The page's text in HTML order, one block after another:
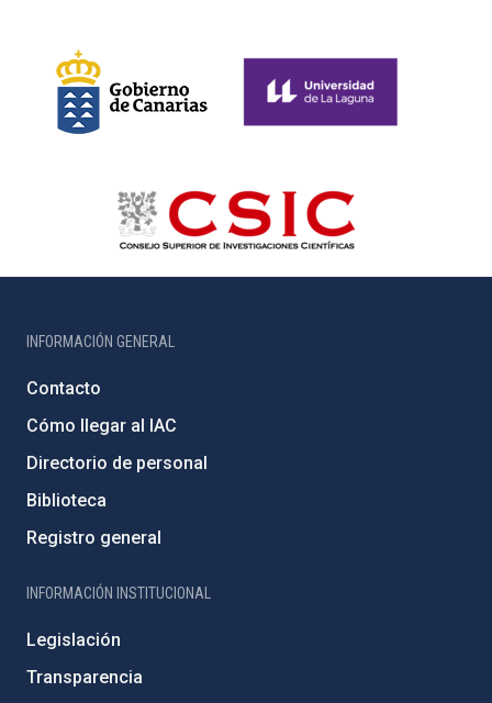
INFORMACIÓN GENERAL
Contacto
Cómo llegar al IAC
Directorio de personal
Biblioteca
Registro general
INFORMACIÓN INSTITUCIONAL
Legislación
Transparencia